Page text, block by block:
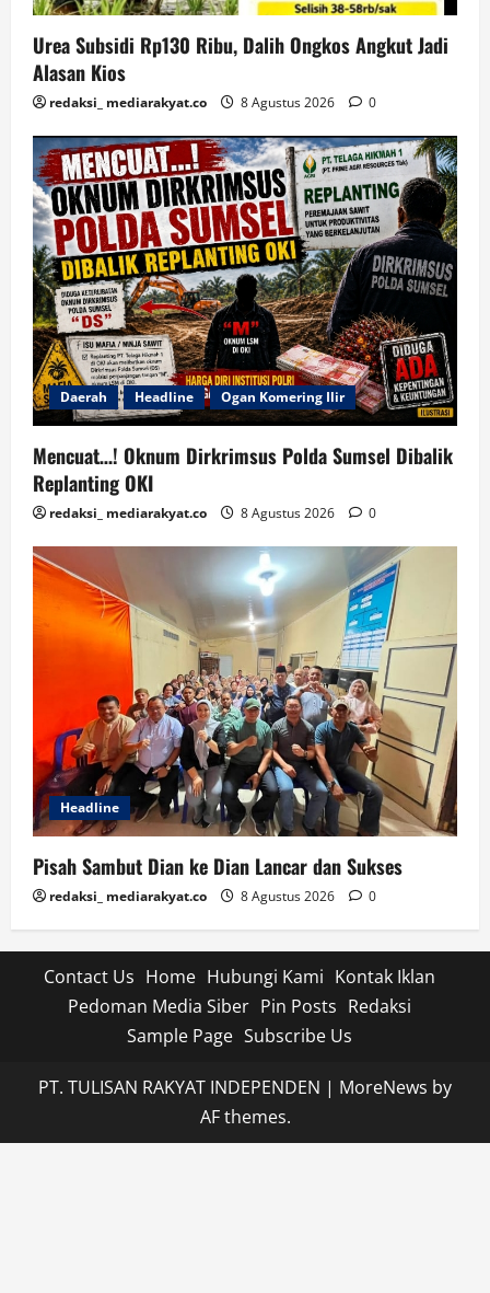
Urea Subsidi Rp130 Ribu, Dalih Ongkos Angkut Jadi
Alasan Kios
redaksi_ mediarakyat.co 8 Agustus 2026 0
Daerah Headline Ogan Komering Ilir
Mencuat…! Oknum Dirkrimsus Polda Sumsel Dibalik
Replanting OKI
redaksi_ mediarakyat.co 8 Agustus 2026 0
Headline
Pisah Sambut Dian ke Dian Lancar dan Sukses
redaksi_ mediarakyat.co 8 Agustus 2026 0
Contact Us Home Hubungi Kami Kontak Iklan
Pedoman Media Siber Pin Posts Redaksi
Sample Page Subscribe Us
PT. TULISAN RAKYAT INDEPENDEN | MoreNews by
AF themes.